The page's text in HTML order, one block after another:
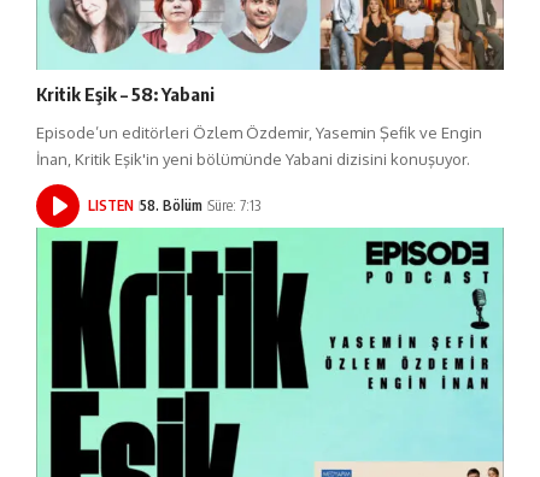
Kritik Eşik – 58: Yabani
Episode’un editörleri Özlem Özdemir, Yasemin Şefik ve Engin
İnan, Kritik Eşik'in yeni bölümünde Yabani dizisini konuşuyor.
LISTEN 58. Bölüm Süre: 7:13